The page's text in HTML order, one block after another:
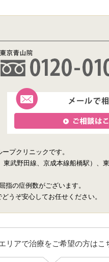
プクリニックです。
武野田線、京成本線船橋駅）、
指の症例数がございます。
うぞ安心してお任せください。
リアで治療をご希望の方はこ